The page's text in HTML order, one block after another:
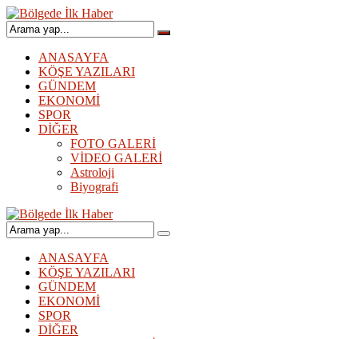
ANASAYFA
KÖŞE YAZILARI
GÜNDEM
EKONOMİ
SPOR
DİĞER
FOTO GALERİ
VİDEO GALERİ
Astroloji
Biyografi
ANASAYFA
KÖŞE YAZILARI
GÜNDEM
EKONOMİ
SPOR
DİĞER